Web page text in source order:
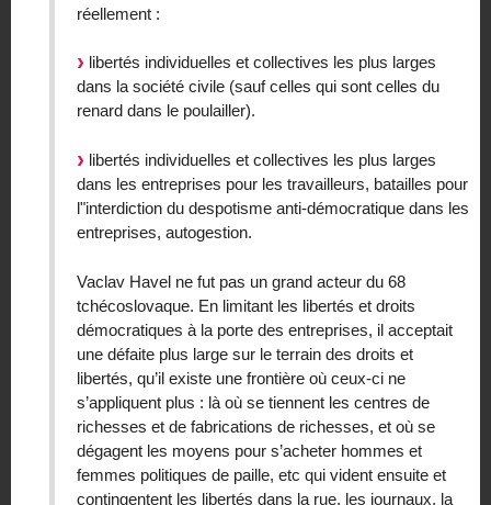
réellement :
libertés individuelles et collectives les plus larges
dans la société civile (sauf celles qui sont celles du
renard dans le poulailler).
libertés individuelles et collectives les plus larges
dans les entreprises pour les travailleurs, batailles pour
l"interdiction du despotisme anti-démocratique dans les
entreprises, autogestion.
Vaclav Havel ne fut pas un grand acteur du 68
tchécoslovaque. En limitant les libertés et droits
démocratiques à la porte des entreprises, il acceptait
une défaite plus large sur le terrain des droits et
libertés, qu’il existe une frontière où ceux-ci ne
s’appliquent plus : là où se tiennent les centres de
richesses et de fabrications de richesses, et où se
dégagent les moyens pour s’acheter hommes et
femmes politiques de paille, etc qui vident ensuite et
contingentent les libertés dans la rue, les journaux, la